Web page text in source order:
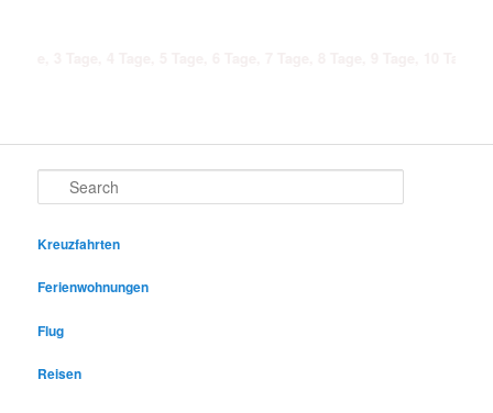
Search
Kreuzfahrten
Ferienwohnungen
Flug
Reisen